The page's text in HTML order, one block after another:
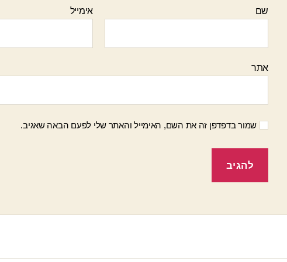
שם אימייל
אתר
שמור בדפדפן זה את השם, האימייל והאתר שלי לפעם הבאה שאגיב.